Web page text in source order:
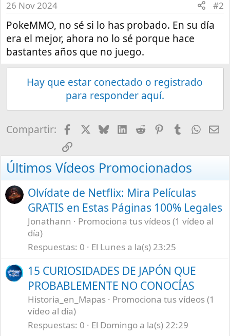
26 Nov 2024 #2
PokeMMO, no sé si lo has probado. En su día
era el mejor, ahora no lo sé porque hace
bastantes años que no juego.
Hay que estar conectado o registrado
para responder aquí.
Compartir: FacebookBlueskyLinkedInRedditPinterestTumblr
Enlace
Últimos Vídeos Promocionados
Olvídate de Netflix: Mira Películas
GRATIS en Estas Páginas 100% Legales
Jonathann
Promociona tus vídeos (1 vídeo al
día)
Respuestas 0 El Lunes a la(s) 23:25
15 CURIOSIDADES DE JAPÓN QUE
PROBABLEMENTE NO CONOCÍAS
Historia_en_Mapas
Promociona tus vídeos (1
vídeo al día)
Respuestas 0 El Domingo a la(s) 22:29